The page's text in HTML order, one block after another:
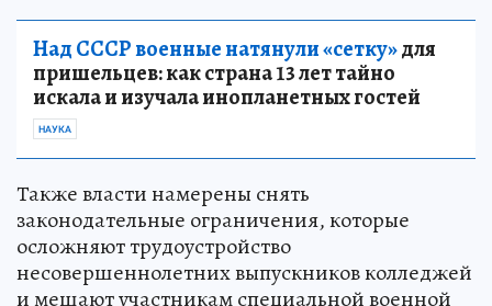
Над СССР военные натянули «сетку»для
пришельцев: как страна 13 лет тайно
искала и изучала инопланетных гостей
НАУКА
Также власти намерены снять
законодательные ограничения, которые
осложняют трудоустройство
несовершеннолетних выпускников колледжей
и мешают участникам специальной военной